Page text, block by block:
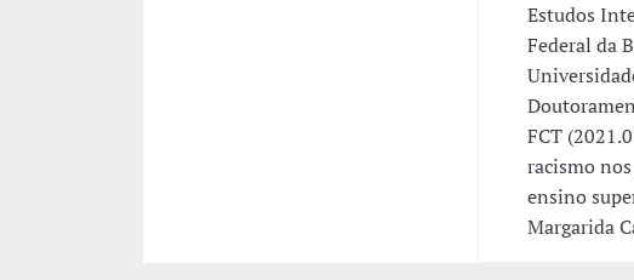
Estudos
Federal da
FCT
racismo
ensino
Margarida